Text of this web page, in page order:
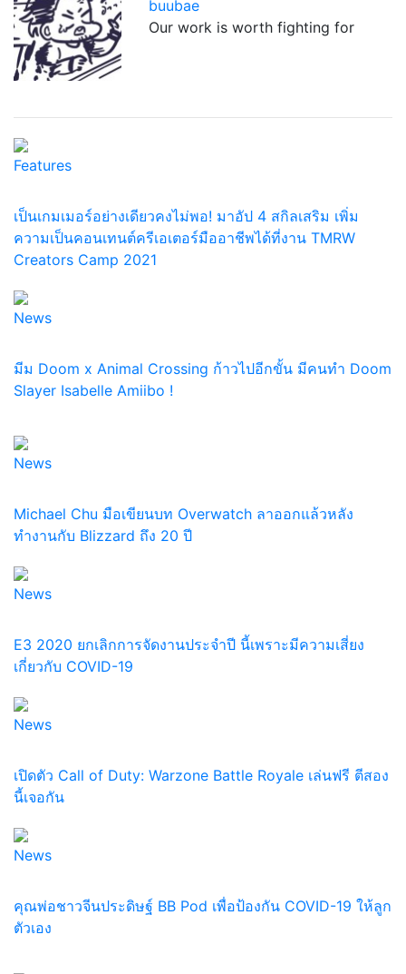
buubae
Our work is worth fighting for
Features
เป็นเกมเมอร์อย่างเดียวคงไม่พอ! มาอัป 4 สกิลเสริม เพิ่ม
ความเป็นคอนเทนต์ครีเอเตอร์มืออาชีพได้ที่งาน TMRW
Creators Camp 2021
News
มีม Doom x Animal Crossing ก้าวไปอีกขั้น มีคนทำ Doom
Slayer Isabelle Amiibo !
News
Michael Chu มือเขียนบท Overwatch ลาออกแล้วหลัง
ทำงานกับ Blizzard ถึง 20 ปี
News
E3 2020 ยกเลิกการจัดงานประจำปี นี้เพราะมีความเสี่ยง
เกี่ยวกับ COVID-19
News
เปิดตัว Call of Duty: Warzone Battle Royale เล่นฟรี ตีสอง
นี้เจอกัน
News
คุณพ่อชาวจีนประดิษฐ์ BB Pod เพื่อป้องกัน COVID-19 ให้ลูก
ตัวเอง